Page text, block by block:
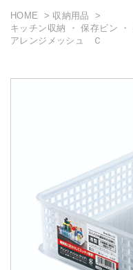
HOME
収納用品
キッチン収納 ・ 保存ビン
アレンジメッシュ Ｃ